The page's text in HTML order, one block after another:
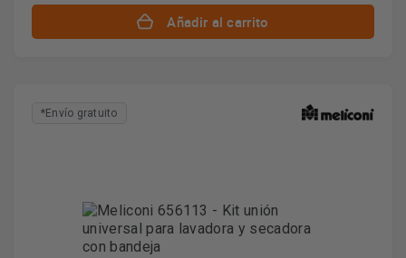
Añadir al carrito
*Envío gratuito